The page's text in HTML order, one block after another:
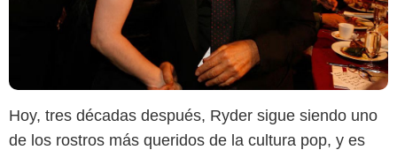
Hoy, tres décadas después, Ryder sigue siendo uno
de los rostros más queridos de la cultura pop, y es